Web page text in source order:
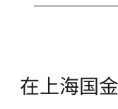
在上海国